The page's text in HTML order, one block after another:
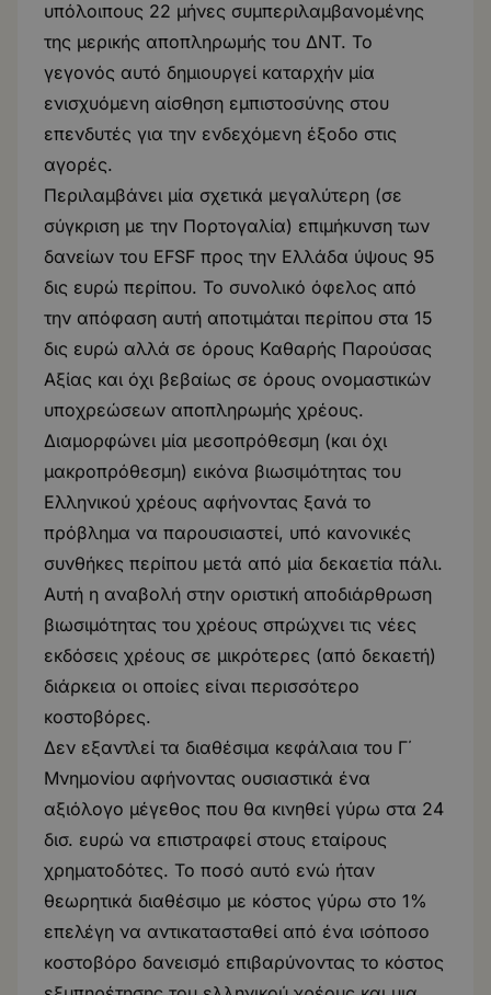
υπόλοιπους 22 μήνες συμπεριλαμβανομένης
της μερικής αποπληρωμής του ΔΝΤ. Το
γεγονός αυτό δημιουργεί καταρχήν μία
ενισχυόμενη αίσθηση εμπιστοσύνης στου
επενδυτές για την ενδεχόμενη έξοδο στις
αγορές.
Περιλαμβάνει μία σχετικά μεγαλύτερη (σε
σύγκριση με την Πορτογαλία) επιμήκυνση των
δανείων του EFSF προς την Ελλάδα ύψους 95
δις ευρώ περίπου. Το συνολικό όφελος από
την απόφαση αυτή αποτιμάται περίπου στα 15
δις ευρώ αλλά σε όρους Καθαρής Παρούσας
Αξίας και όχι βεβαίως σε όρους ονομαστικών
υποχρεώσεων αποπληρωμής χρέους.
Διαμορφώνει μία μεσοπρόθεσμη (και όχι
μακροπρόθεσμη) εικόνα βιωσιμότητας του
Ελληνικού χρέους αφήνοντας ξανά το
πρόβλημα να παρουσιαστεί, υπό κανονικές
συνθήκες περίπου μετά από μία δεκαετία πάλι.
Αυτή η αναβολή στην οριστική αποδιάρθρωση
βιωσιμότητας του χρέους σπρώχνει τις νέες
εκδόσεις χρέους σε μικρότερες (από δεκαετή)
διάρκεια οι οποίες είναι περισσότερο
κοστοβόρες.
Δεν εξαντλεί τα διαθέσιμα κεφάλαια του Γ΄
Μνημονίου αφήνοντας ουσιαστικά ένα
αξιόλογο μέγεθος που θα κινηθεί γύρω στα 24
δισ. ευρώ να επιστραφεί στους εταίρους
χρηματοδότες. Το ποσό αυτό ενώ ήταν
θεωρητικά διαθέσιμο με κόστος γύρω στο 1%
επελέγη να αντικατασταθεί από ένα ισόποσο
κοστοβόρο δανεισμό επιβαρύνοντας το κόστος